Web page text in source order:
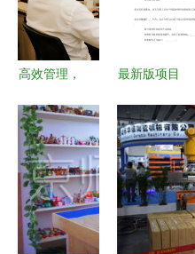
高效管理，
供应链ERP
管理系统的
优势解析
最新版项目
同（专业
版）核心内
容解析